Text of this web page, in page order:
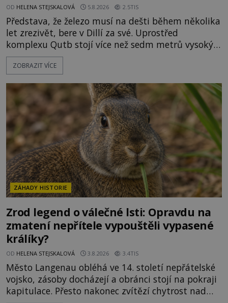
OD HELENA STEJSKALOVÁ 5.8.2026 2.5TIS
Představa, že železo musí na dešti během několika
let zrezivět, bere v Dillí za své. Uprostřed
komplexu Qutb stojí více než sedm metrů vysoký
železný sloup, který už přibližně 1 600 let odolává
počasí s jen nepatrnými stopami koroze. Jeho
ztracených technologiích či tajemných
materiálech. Moderní metalurgie však ukazuje, že
skutečné vysvětlení je ješt
ZOBRAZIT VÍCE
ZÁHADY HISTORIE
Zrod legend o válečné lsti: Opravdu na
zmatení nepřítele vypouštěli vypasené
králíky?
OD HELENA STEJSKALOVÁ 3.8.2026 3.4TIS
Město Langenau obléhá ve 14. století nepřátelské
vojsko, zásoby docházejí a obránci stojí na pokraji
kapitulace. Přesto nakonec zvítězí chytrost nad